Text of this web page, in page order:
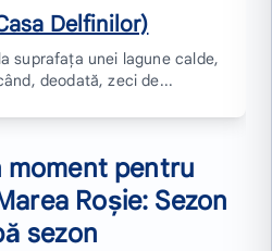
Delfinilor)
suprafața unei lagune calde,
deodată, zeci de...
moment pentru
Roșie: Sezon
sezon